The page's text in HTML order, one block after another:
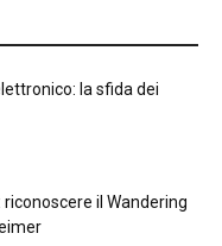
la sfida dei
riconoscere il Wandering